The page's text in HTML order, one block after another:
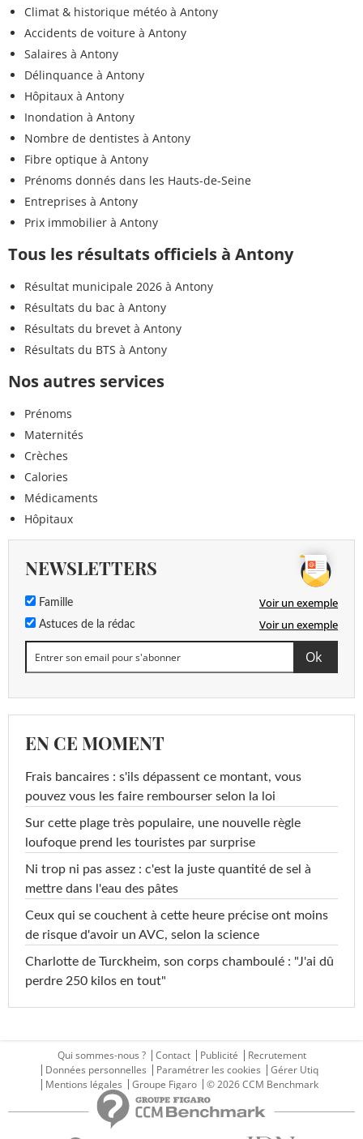
Climat & historique météo à Antony
Accidents de voiture à Antony
Salaires à Antony
Délinquance à Antony
Hôpitaux à Antony
Inondation à Antony
Nombre de dentistes à Antony
Fibre optique à Antony
Prénoms donnés dans les Hauts-de-Seine
Entreprises à Antony
Prix immobilier à Antony
Tous les résultats officiels à Antony
Résultat municipale 2026 à Antony
Résultats du bac à Antony
Résultats du brevet à Antony
Résultats du BTS à Antony
Nos autres services
Prénoms
Maternités
Crèches
Calories
Médicaments
Hôpitaux
NEWSLETTERS
Famille Voir un exemple
Astuces de la rédac Voir un exemple
EN CE MOMENT
Frais bancaires : s'ils dépassent ce montant, vous
pouvez vous les faire rembourser selon la loi
Sur cette plage très populaire, une nouvelle règle
loufoque prend les touristes par surprise
Ni trop ni pas assez : c'est la juste quantité de sel à
mettre dans l'eau des pâtes
Ceux qui se couchent à cette heure précise ont moins
de risque d'avoir un AVC, selon la science
Charlotte de Turckheim, son corps chamboulé : "J'ai dû
perdre 250 kilos en tout"
Qui sommes-nous ? Contact Publicité
Recrutement
Données personnelles
Paramétrer les cookies
Gérer Utiq
Mentions légales
Groupe Figaro © 2026 CCM Benchmark